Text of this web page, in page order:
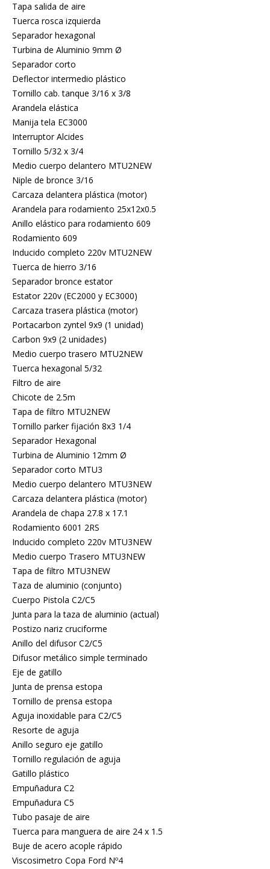
Tapa salida de aire
Tuerca rosca izquierda
Separador hexagonal
Turbina de Aluminio 9mm Ø
Separador corto
Deflector intermedio plástico
Tornillo cab. tanque 3/16 x 3/8
Arandela elástica
Manija tela EC3000
Interruptor Alcides
Tornillo 5/32 x 3/4
Medio cuerpo delantero MTU2NEW
Niple de bronce 3/16
Carcaza delantera plástica (motor)
Arandela para rodamiento 25x12x0.5
Anillo elástico para rodamiento 609
Rodamiento 609
Inducido completo 220v MTU2NEW
Tuerca de hierro 3/16
Separador bronce estator
Estator 220v (EC2000 y EC3000)
Carcaza trasera plástica (motor)
Portacarbon zyntel 9x9 (1 unidad)
Carbon 9x9 (2 unidades)
Medio cuerpo trasero MTU2NEW
Tuerca hexagonal 5/32
Filtro de aire
Chicote de 2.5m
Tapa de filtro MTU2NEW
Tornillo parker fijación 8x3 1/4
Separador Hexagonal
Turbina de Aluminio 12mm Ø
Separador corto MTU3
Medio cuerpo delantero MTU3NEW
Carcaza delantera plástica (motor)
Arandela de chapa 27.8 x 17.1
Rodamiento 6001 2RS
Inducido completo 220v MTU3NEW
Medio cuerpo Trasero MTU3NEW
Tapa de filtro MTU3NEW
Taza de aluminio (conjunto)
Cuerpo Pistola C2/C5
Junta para la taza de aluminio (actual)
Postizo nariz cruciforme
Anillo del difusor C2/C5
Difusor metálico simple terminado
Eje de gatillo
Junta de prensa estopa
Tornillo de prensa estopa
Aguja inoxidable para C2/C5
Resorte de aguja
Anillo seguro eje gatillo
Tornillo regulación de aguja
Gatillo plástico
Empuñadura C2
Empuñadura C5
Tubo pasaje de aire
Tuerca para manguera de aire 24 x 1.5
Buje de acero acople rápido
Viscosimetro Copa Ford Nº4